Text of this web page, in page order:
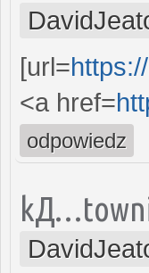
[url=
<a href=
odpowiedz